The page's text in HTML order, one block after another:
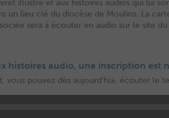
illustré et aux histoires audios qui lui
lieu clé du diocèse de Moulins. La
sera à écouter en audio sur le site
histoires audio, une inscription est
vous pouvez dès aujourd’hui, écouter le